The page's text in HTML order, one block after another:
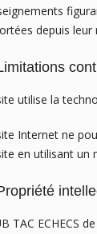
depuis leur
utilise la
Internet ne
en utilisant un
TAC ECHECS